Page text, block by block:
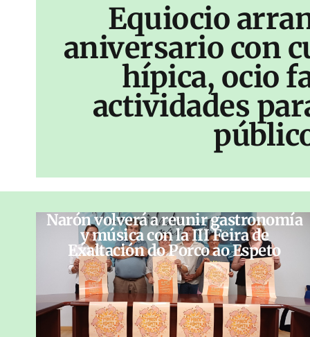
Equiocio
aniversario con
hípica, ocio
actividades
Narón volverá a reunir gastronomía
y música con la III Feira de
Exaltación do Porco ao Espeto